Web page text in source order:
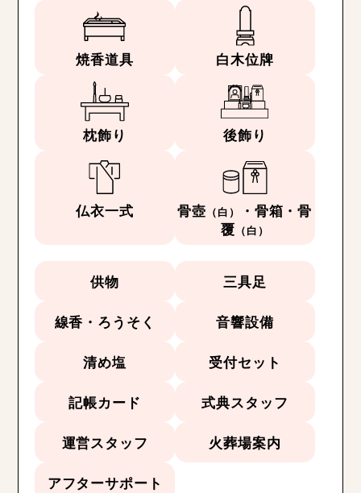
焼香道具 白木位牌
枕飾り 後飾り
仏衣一式 骨壺 （白）
・骨箱・骨
覆 （白）
供物 三具足
線香・ろうそく 音響設備
清め塩 受付セット
記帳カード 式典スタッフ
運営スタッフ 火葬場案内
アフターサポート